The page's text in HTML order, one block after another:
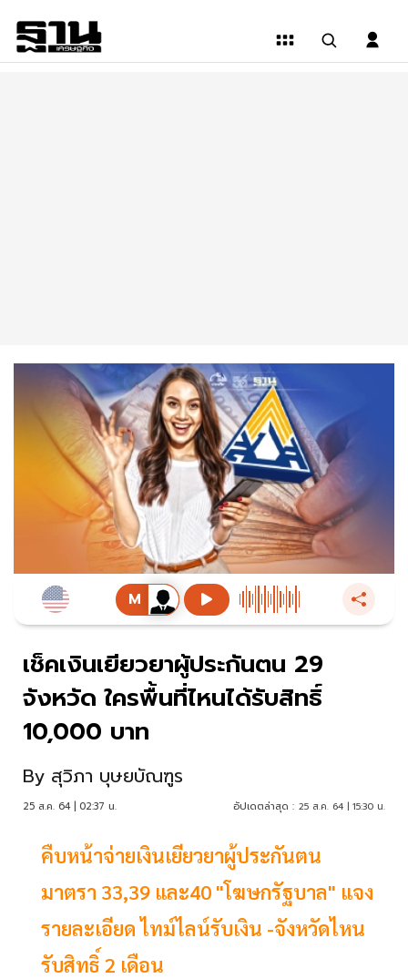
เช็คเงินเยียวยาผู้ประกันตน 29
จังหวัด ใครพื้นที่ไหนได้รับสิทธิ์
10,000 บาท
By สุวิภา บุษยบัณฑูร
25 ส.ค. 64 | 02:37 น. อัปเดตล่าสุด : 25 ส.ค. 64 | 15:30 น.
คืบหน้าจ่ายเงินเยียวยาผู้ประกันตน
มาตรา 33,39 และ40 "โฆษกรัฐบาล" แจง
รายละเอียด ไทม์ไลน์รับเงิน -จังหวัดไหน
รับสิทธิ์ 2 เดือน